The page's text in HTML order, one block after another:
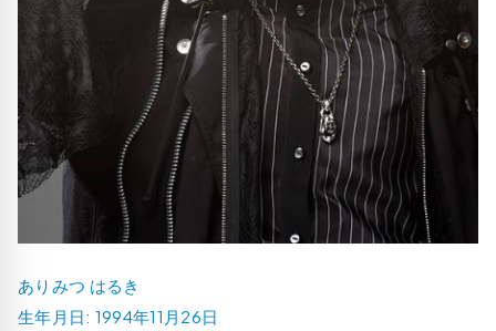
ありみつ はるき
生年月日: 1994年11月26日